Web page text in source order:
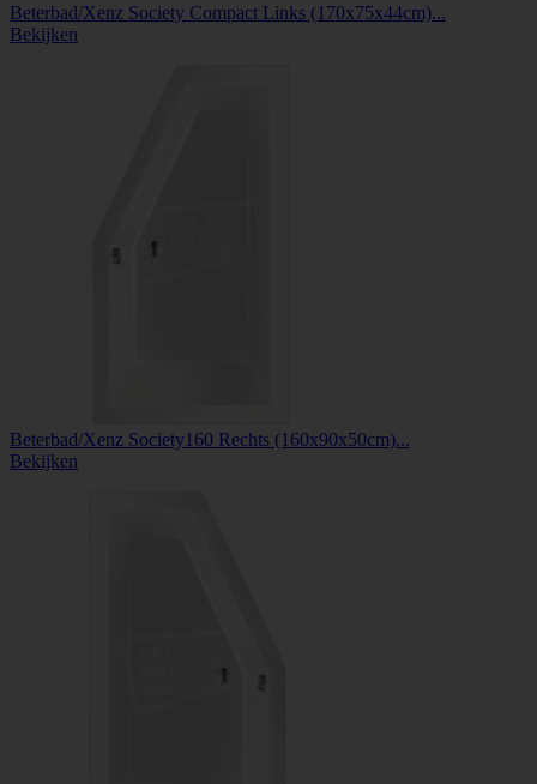
Beterbad/Xenz Society Compact Links (170x75x44cm)...
Bekijken
Beterbad/Xenz Society160 Rechts (160x90x50cm)...
Bekijken